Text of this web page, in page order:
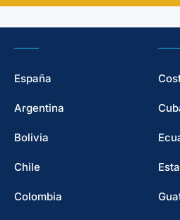
España
Argentina
Bolivia
Chile
Colombia